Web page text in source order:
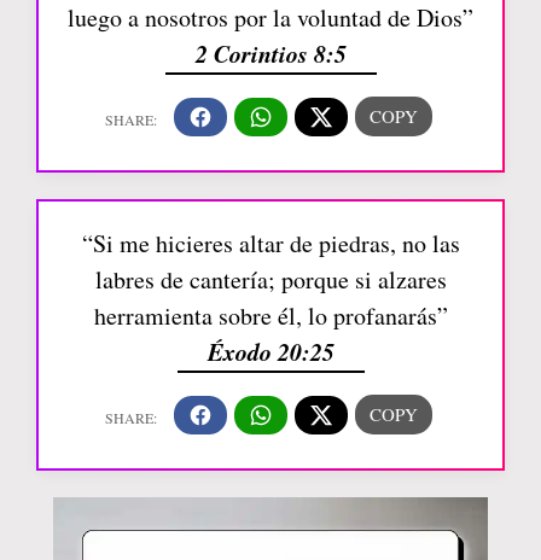
luego a nosotros por la voluntad de Dios”
2 Corintios 8:5
“Si me hicieres altar de piedras, no las
labres de cantería; porque si alzares
herramienta sobre él, lo profanarás”
Éxodo 20:25